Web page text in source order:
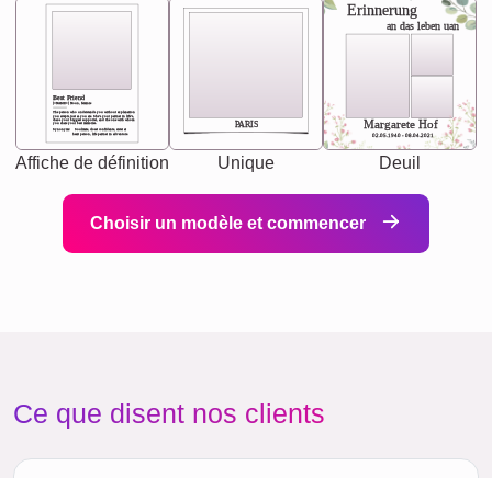
Best Friend
[<NAME>] Noun, feminie
Synonyms: Soulmate, closet confidante, sister at
heart person, life partner in adventure.
The person who understands you without explanation
you accepts just as you are. She's your partner in life's,
chaos your biggest supporter, and the one with whom
you share your best memories.
Affiche de définition
PARIS
Unique
Erinnerung
an das leben uan
Margarete Hof
02.05.1940 - 08.04.2021
Deuil
Choisir un modèle et commencer
Ce que disent nos clients